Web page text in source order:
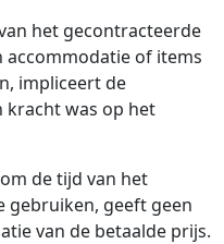
het gecontracteerde
accommodatie of items
impliceert de
kracht was op het
de tijd van het
gebruiken, geeft geen
van de betaalde prijs.